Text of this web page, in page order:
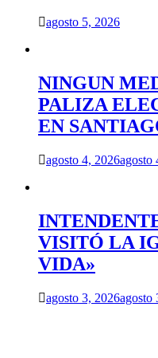
agosto 5, 2026
NINGUN
PALIZA
EN
agosto 4, 2026agosto
VISITÓ LA
VIDA»
agosto 3, 2026agosto